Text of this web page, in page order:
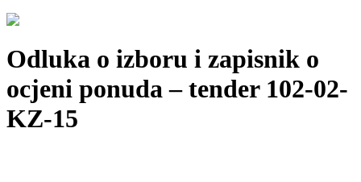
Odluka o izboru i zapisnik o
ocjeni ponuda – tender 102-02-
KZ-15